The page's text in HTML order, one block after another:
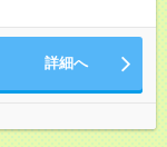
詳細へ